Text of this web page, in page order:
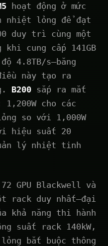
hoạt động ở mức
nhiệt lỏng để đạt
duy trì cùng một
cung cấp 141GB
4.8TB/s—băng
này tạo ra
B200 sắp ra mắt
cho các
so với 1,000W
hiệu suất 20
lý nhiệt tinh
GPU Blackwell và
rack duy nhất—đại
khả năng thi hành
suất rack 140kW,
bắt buộc thông